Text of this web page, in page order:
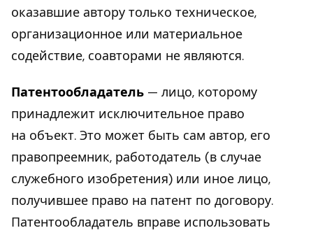
оказавшие автору только техническое,
организационное или материальное
содействие, соавторами не являются.
Патентообладатель — лицо, которому
принадлежит исключительное право
на объект. Это может быть сам автор, его
правопреемник, работодатель (в случае
служебного изобретения) или иное лицо,
получившее право на патент по договору.
Патентообладатель вправе использовать